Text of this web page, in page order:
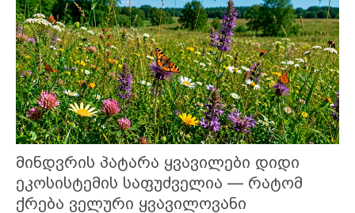
მინდვრის პატარა ყვავილები დიდი
ეკოსისტემის საფუძველია — რატომ
ქრება ველური ყვავილოვანი